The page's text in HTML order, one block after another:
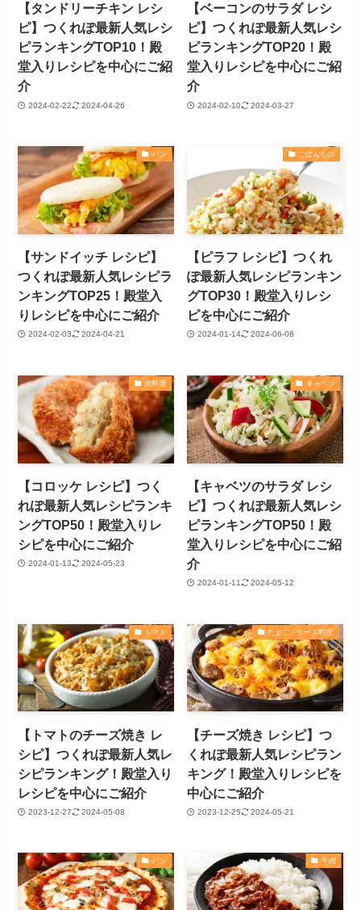
【タンドリーチキン レシ
ピ】つくれぽ最新人気レシ
ピランキングTOP10！殿
堂入りレシピを中心にご紹
介
2024-02-22 2024-04-26
【ベーコンのサラダ レシ
ピ】つくれぽ最新人気レシ
ピランキングTOP20！殿
堂入りレシピを中心にご紹
介
2024-02-10 2024-03-27
パン
【サンドイッチ レシピ】
つくれぽ最新人気レシピラ
ンキングTOP25！殿堂入
りレシピを中心にご紹介
2024-02-03 2024-04-21
ごはんもの
【ピラフ レシピ】つくれ
ぽ最新人気レシピランキン
グTOP30！殿堂入りレシ
ピを中心にご紹介
2024-01-14 2024-06-08
肉料理
【コロッケ レシピ】つく
れぽ最新人気レシピランキ
ングTOP50！殿堂入りレ
シピを中心にご紹介
2024-01-13 2024-05-23
キャベツ
【キャベツのサラダ レシ
ピ】つくれぽ最新人気レシ
ピランキングTOP50！殿
堂入りレシピを中心にご紹
介
2024-01-11 2024-05-12
トマト
【トマトのチーズ焼き レ
シピ】つくれぽ最新人気レ
シピランキング！殿堂入り
レシピを中心にご紹介
2023-12-27 2024-05-08
たまご・チーズ料理
【チーズ焼き レシピ】つ
くれぽ最新人気レシピラン
キング！殿堂入りレシピを
中心にご紹介
2023-12-25 2024-05-21
パン 牛肉